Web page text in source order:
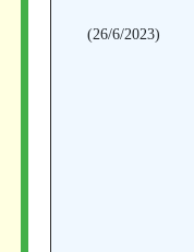
(26/6/2023)